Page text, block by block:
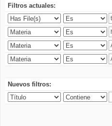
Filtros actuales:
Nuevos filtros: